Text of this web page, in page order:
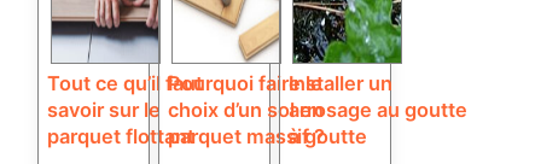
Tout ce qu’il faut
savoir sur le
parquet flottant
Pourquoi faire le
choix d’un sol en
parquet massif ?
Installer un
arrosage au goutte
à goutte